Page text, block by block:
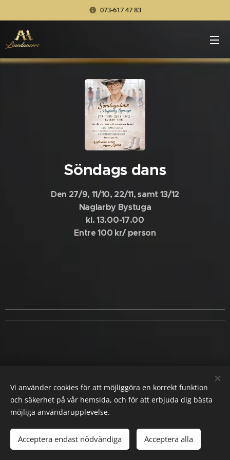
073-617 47 83
Söndags dans
Den 27/9, 11/10, 22/11, samt 13/12
Naglarby Bystuga
kl. 13.00-17.00
Entre 100 kr/ person
AL Linedancers
Alla rättigheter reserverade 2023
Cookies
Vi använder cookies för att möjliggöra en korrekt funktion
och säkerhet på vår hemsida, och för att erbjuda dig bästa
möjliga användarupplevelse.
Acceptera endast nödvändiga Acceptera alla